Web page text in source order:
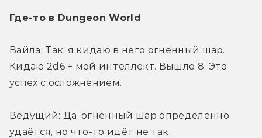
Где-то в Dungeon World
Вайла: Так, я кидаю в него огненный шар.
Кидаю 2d6 + мой интеллект. Вышло 8. Это
успех с осложнением.
Ведущий: Да, огненный шар определённо
удаётся, но что-то идёт не так.